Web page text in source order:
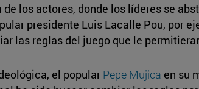
los actores, donde los líderes se
presidente Luis Lacalle Pou, por
las reglas del juego que le
el popular Pepe Mujica en su